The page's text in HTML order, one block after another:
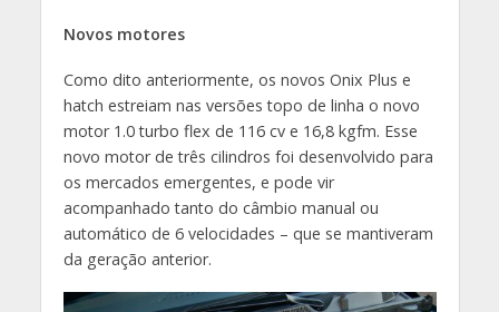
Novos motores
Como dito anteriormente, os novos Onix Plus e
hatch estreiam nas versões topo de linha o novo
motor 1.0 turbo flex de 116 cv e 16,8 kgfm. Esse
novo motor de três cilindros foi desenvolvido para
os mercados emergentes, e pode vir
acompanhado tanto do câmbio manual ou
automático de 6 velocidades – que se mantiveram
da geração anterior.